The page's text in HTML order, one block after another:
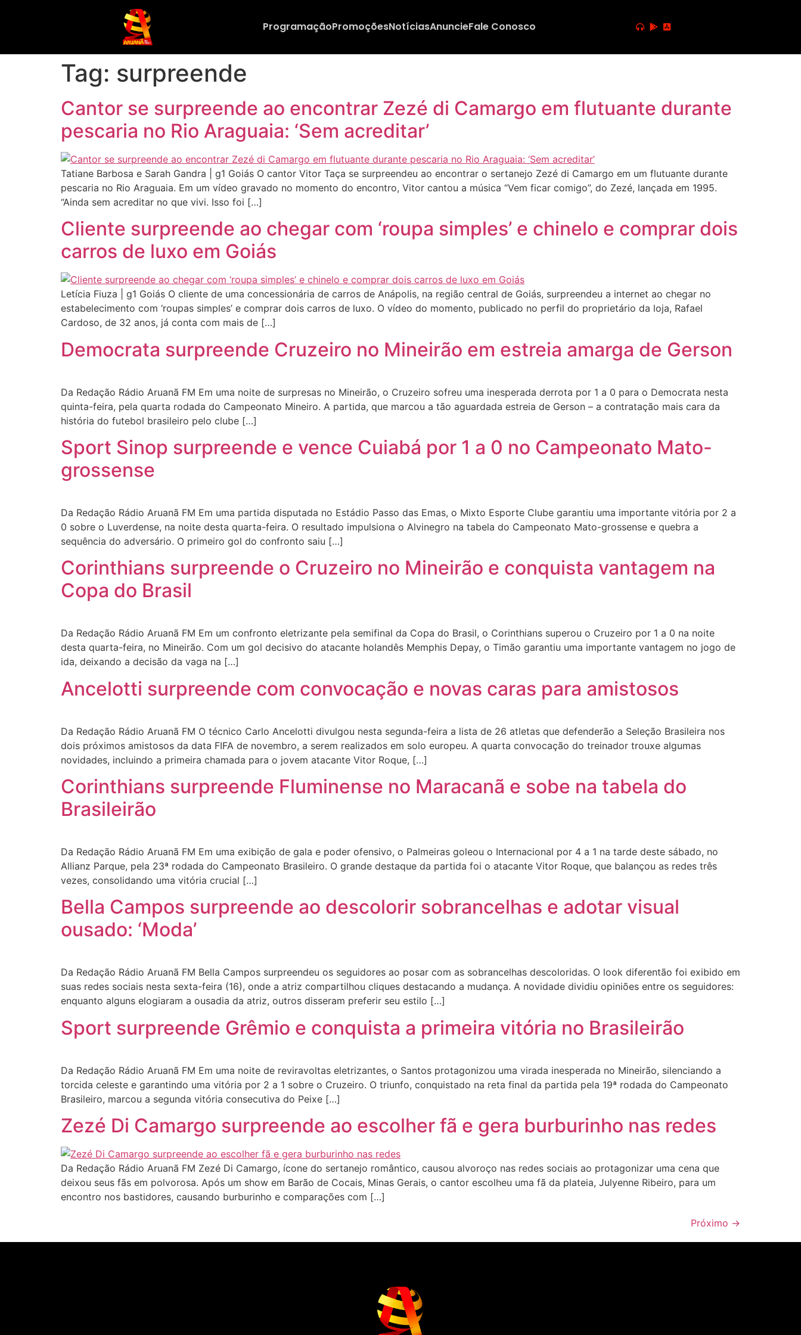
ProgramaçãoPromoçõesNotíciasAnuncieFale Conosco
Tag: surpreende
Cantor se surpreende ao encontrar Zezé di Camargo em flutuante durante
pescaria no Rio Araguaia: ‘Sem acreditar’
Tatiane Barbosa e Sarah Gandra | g1 Goiás O cantor Vitor Taça se surpreendeu ao encontrar o sertanejo Zezé di Camargo em um flutuante durante
pescaria no Rio Araguaia. Em um vídeo gravado no momento do encontro, Vitor cantou a música “Vem ficar comigo”, do Zezé, lançada em 1995.
“Ainda sem acreditar no que vivi. Isso foi […]
Cliente surpreende ao chegar com ‘roupa simples’ e chinelo e comprar dois
carros de luxo em Goiás
Letícia Fiuza | g1 Goiás O cliente de uma concessionária de carros de Anápolis, na região central de Goiás, surpreendeu a internet ao chegar no
estabelecimento com ‘roupas simples’ e comprar dois carros de luxo. O vídeo do momento, publicado no perfil do proprietário da loja, Rafael
Cardoso, de 32 anos, já conta com mais de […]
Democrata surpreende Cruzeiro no Mineirão em estreia amarga de Gerson
Da Redação Rádio Aruanã FM Em uma noite de surpresas no Mineirão, o Cruzeiro sofreu uma inesperada derrota por 1 a 0 para o Democrata nesta
quinta-feira, pela quarta rodada do Campeonato Mineiro. A partida, que marcou a tão aguardada estreia de Gerson – a contratação mais cara da
história do futebol brasileiro pelo clube […]
Sport Sinop surpreende e vence Cuiabá por 1 a 0 no Campeonato Mato-
grossense
Da Redação Rádio Aruanã FM Em uma partida disputada no Estádio Passo das Emas, o Mixto Esporte Clube garantiu uma importante vitória por 2 a
0 sobre o Luverdense, na noite desta quarta-feira. O resultado impulsiona o Alvinegro na tabela do Campeonato Mato-grossense e quebra a
sequência do adversário. O primeiro gol do confronto saiu […]
Corinthians surpreende o Cruzeiro no Mineirão e conquista vantagem na
Copa do Brasil
Da Redação Rádio Aruanã FM Em um confronto eletrizante pela semifinal da Copa do Brasil, o Corinthians superou o Cruzeiro por 1 a 0 na noite
desta quarta-feira, no Mineirão. Com um gol decisivo do atacante holandês Memphis Depay, o Timão garantiu uma importante vantagem no jogo de
ida, deixando a decisão da vaga na […]
Ancelotti surpreende com convocação e novas caras para amistosos
Da Redação Rádio Aruanã FM O técnico Carlo Ancelotti divulgou nesta segunda-feira a lista de 26 atletas que defenderão a Seleção Brasileira nos
dois próximos amistosos da data FIFA de novembro, a serem realizados em solo europeu. A quarta convocação do treinador trouxe algumas
novidades, incluindo a primeira chamada para o jovem atacante Vitor Roque, […]
Corinthians surpreende Fluminense no Maracanã e sobe na tabela do
Brasileirão
Da Redação Rádio Aruanã FM Em uma exibição de gala e poder ofensivo, o Palmeiras goleou o Internacional por 4 a 1 na tarde deste sábado, no
Allianz Parque, pela 23ª rodada do Campeonato Brasileiro. O grande destaque da partida foi o atacante Vitor Roque, que balançou as redes três
vezes, consolidando uma vitória crucial […]
Bella Campos surpreende ao descolorir sobrancelhas e adotar visual
ousado: ‘Moda’
Da Redação Rádio Aruanã FM Bella Campos surpreendeu os seguidores ao posar com as sobrancelhas descoloridas. O look diferentão foi exibido em
suas redes sociais nesta sexta-feira (16), onde a atriz compartilhou cliques destacando a mudança. A novidade dividiu opiniões entre os seguidores:
enquanto alguns elogiaram a ousadia da atriz, outros disseram preferir seu estilo […]
Sport surpreende Grêmio e conquista a primeira vitória no Brasileirão
Da Redação Rádio Aruanã FM Em uma noite de reviravoltas eletrizantes, o Santos protagonizou uma virada inesperada no Mineirão, silenciando a
torcida celeste e garantindo uma vitória por 2 a 1 sobre o Cruzeiro. O triunfo, conquistado na reta final da partida pela 19ª rodada do Campeonato
Brasileiro, marcou a segunda vitória consecutiva do Peixe […]
Zezé Di Camargo surpreende ao escolher fã e gera burburinho nas redes
Da Redação Rádio Aruanã FM Zezé Di Camargo, ícone do sertanejo romântico, causou alvoroço nas redes sociais ao protagonizar uma cena que
deixou seus fãs em polvorosa. Após um show em Barão de Cocais, Minas Gerais, o cantor escolheu uma fã da plateia, Julyenne Ribeiro, para um
encontro nos bastidores, causando burburinho e comparações com […]
Próximo →